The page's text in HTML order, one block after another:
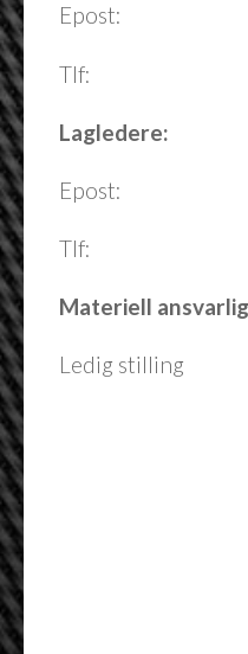
Epost:
Tlf:
Lagledere:
Epost:
Tlf:
Materiell
Ledig stilling